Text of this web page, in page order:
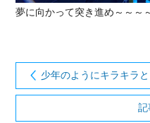
夢に向かって突き進め～～～
少年のようにキラキラ
記